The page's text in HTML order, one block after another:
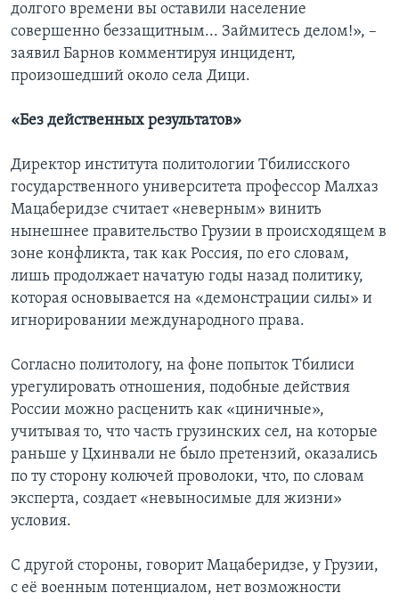
долгого времени вы оставили население
совершенно беззащитным... Займитесь делом!», –
заявил Барнов комментируя инцидент,
произошедший около села Дици.
«Без действенных результатов»
Директор института политологии Тбилисского
государственного университета профессор Малхаз
Мацаберидзе считает «неверным» винить
нынешнее правительство Грузии в происходящем в
зоне конфликта, так как Россия, по его словам,
лишь продолжает начатую годы назад политику,
которая основывается на «демонстрации силы» и
игнорировании международного права.
Согласно политологу, на фоне попыток Тбилиси
урегулировать отношения, подобные действия
России можно расценить как «циничные»,
учитывая то, что часть грузинских сел, на которые
раньше у Цхинвали не было претензий, оказались
по ту сторону колючей проволоки, что, по словам
эксперта, создает «невыносимые для жизни»
условия.
С другой стороны, говорит Мацаберидзе, у Грузии,
с её военным потенциалом, нет возможности